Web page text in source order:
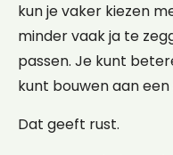
kun je vaker kiezen
minder vaak ja te
passen. Je kunt
kunt bouwen aan
Dat geeft rust.